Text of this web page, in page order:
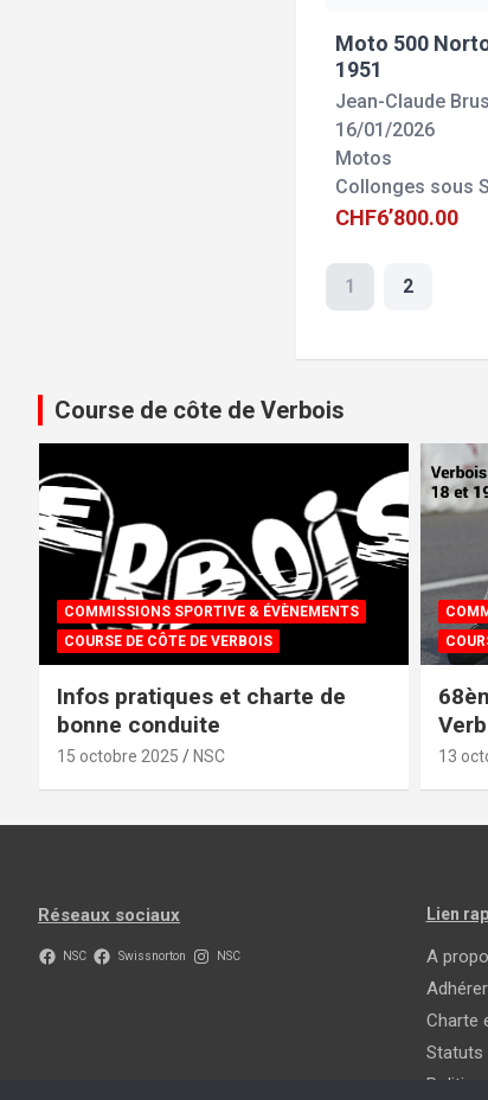
Moto 500
1951
Jean-Claude
16/01/2026
Motos
Collonges sous
CHF6’800.00
1 2
Course de côte de Verbois
COMMISSIONS SPORTIVE & ÉVÈNEMENTS
COURSE DE CÔTE DE VERBOIS
Infos pratiques et charte de
bonne conduite
15 octobre 2025 NSC 13
Réseaux sociaux
NSC Swissnorton NSC
Lien
A
Charte
Statuts